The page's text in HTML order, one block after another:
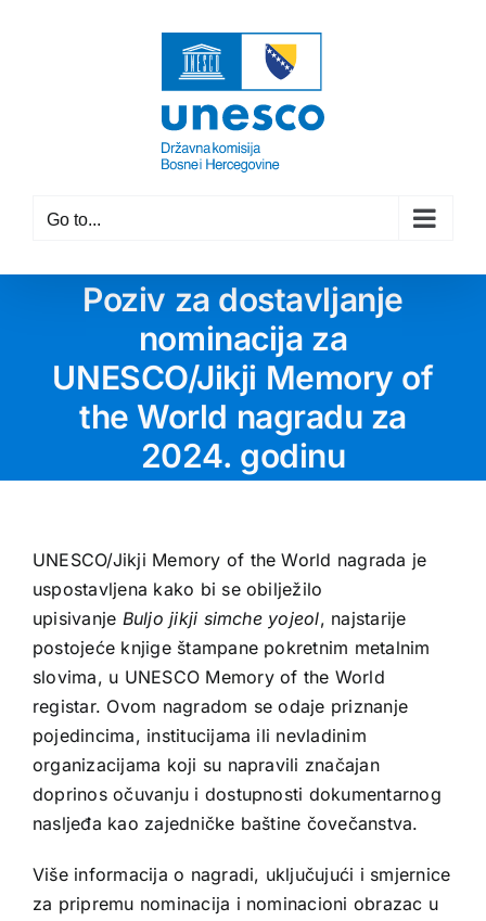
Go to...
Poziv za dostavljanje
nominacija za
UNESCO/Jikji Memory of
the World nagradu za
2024. godinu
UNESCO/Jikji Memory of the World nagrada je
uspostavljena kako bi se obilježilo
upisivanje Buljo jikji simche yojeol, najstarije
postojeće knjige štampane pokretnim metalnim
slovima, u UNESCO Memory of the World
registar. Ovom nagradom se odaje priznanje
pojedincima, institucijama ili nevladinim
organizacijama koji su napravili značajan
doprinos očuvanju i dostupnosti dokumentarnog
nasljeđa kao zajedničke baštine čovečanstva.
Više informacija o nagradi, uključujući i smjernice
za pripremu nominacija i nominacioni obrazac u